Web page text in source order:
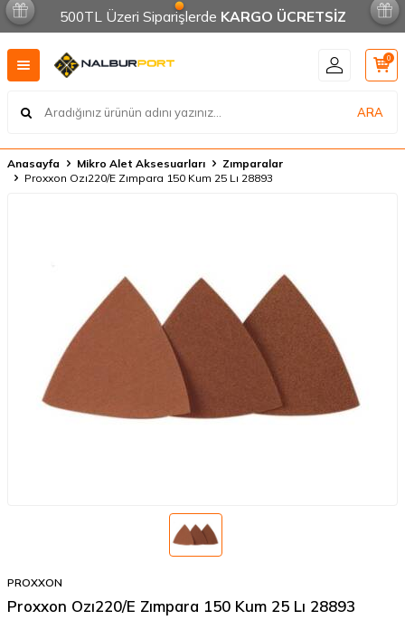
500TL Üzeri Siparişlerde KARGO ÜCRETSİZ
ARA
0
Anasayfa Mikro Alet Aksesuarları
Zımparalar
Proxxon Ozı220/E Zımpara 150 Kum 25 Lı 28893
PROXXON
Proxxon Ozı220/E Zımpara 150 Kum 25 Lı 28893